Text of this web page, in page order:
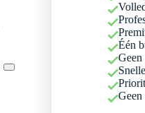
Één
Geen
Geen